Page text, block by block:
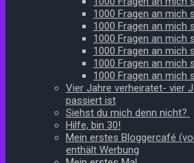
1000 Fragen an mich
1000 Fragen an mich
1000 Fragen an mich
1000 Fragen an mich
1000 Fragen an mich
1000 Fragen an mich
Vier Jahre verheiratet- vier
passiert ist
Siehst du mich denn nicht?
Hilfe, bin 30!
Mein erstes Bloggercafé
enthält Werbung